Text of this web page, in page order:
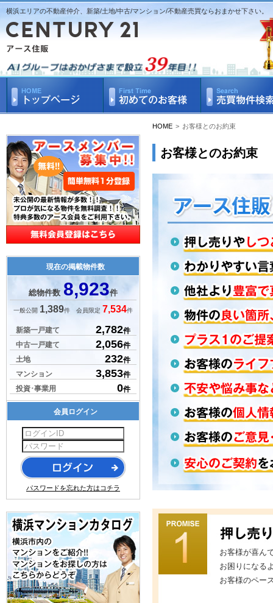
横浜エリアの不動産仲介、新築/土地/中古/マンション/不動産売買ならおまかせ下さい。
HOME > お客様とのお約束
お客様とのお約束
お客様が喜ん
お困りになる
お客様のペー
現在の掲載物件数
総物件数 8,923件
一般公開 1,389件 会員限定 7,534件
新築一戸建て 2,782件
中古一戸建て
2,056件
土地
232件
マンション
3,853件
投資･事業用
0件
会員ログイン
パスワードを忘れた方はコチラ